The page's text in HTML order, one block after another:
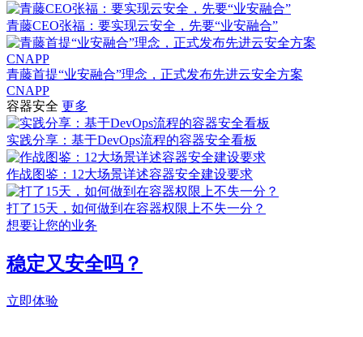
青藤CEO张福：要实现云安全，先要“业安融合”
青藤首提“业安融合”理念，正式发布先进云安全方案
CNAPP
容器安全 更多
实践分享：基于DevOps流程的容器安全看板
作战图鉴：12大场景详述容器安全建设要求
打了15天，如何做到在容器权限上不失一分？
想要让您的业务
稳定又安全吗？
立即体验